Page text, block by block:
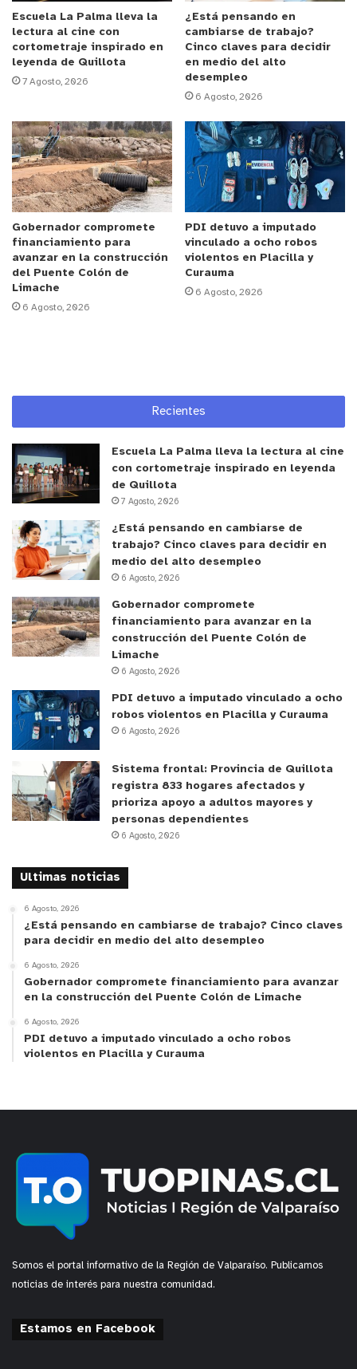
“Siempre hemos dicho que obras de esta magnitud
son el resultado de un trabajo planificado,
metódico y de mediano plazo”, señaló el jefe
comunal, recalcando que los proyectos incorporan
criterios de equidad, inclusión y respuesta a
demandas comunitarias.
La repavimentación contempla 793 metros de
calzada, construcción de veredas con accesibilidad
universal, zonas de estacionamiento, señalización,
demarcación y reposición de atraviesos bajo
calzada.
En tanto, el mejoramiento del recinto deportivo
considera iluminación led para la cancha, con
“Estas inversiones son parte de una cartera de
desarrollo social de Putaendo, obras que en
definitiva permiten mejorar la vida de nuestras
comunidades”, concluyó el alcalde Quiroz.
y tú, ¿qué opinas?
Escuela La Palma lleva la
lectura al cine con
cortometraje inspirado en
leyenda de Quillota
7 Agosto, 2026
¿Está pensando en
cambiarse de trabajo?
Cinco claves para decidir
en medio del alto
desempleo
6 Agosto, 2026
Gobernador compromete
financiamiento para
avanzar en la construcción
del Puente Colón de
Limache
6 Agosto, 2026
PDI detuvo a imputado
vinculado a ocho robos
violentos en Placilla y
Curauma
6 Agosto, 2026
Recientes
Escuela La Palma lleva la lectura al cine
con cortometraje inspirado en leyenda
de Quillota
7 Agosto, 2026
¿Está pensando en cambiarse de
trabajo? Cinco claves para decidir en
medio del alto desempleo
6 Agosto, 2026
Gobernador compromete
financiamiento para avanzar en la
construcción del Puente Colón de
Limache
6 Agosto, 2026
PDI detuvo a imputado vinculado a ocho
robos violentos en Placilla y Curauma
6 Agosto, 2026
Sistema frontal: Provincia de Quillota
registra 833 hogares afectados y
prioriza apoyo a adultos mayores y
personas dependientes
6 Agosto, 2026
Ultimas noticias
6 Agosto, 2026
¿Está pensando en cambiarse de trabajo? Cinco claves
para decidir en medio del alto desempleo
6 Agosto, 2026
Gobernador compromete financiamiento para avanzar
en la construcción del Puente Colón de Limache
6 Agosto, 2026
PDI detuvo a imputado vinculado a ocho robos
violentos en Placilla y Curauma
Somos el portal informativo de la Región de Valparaíso. Publicamos
noticias de interés para nuestra comunidad.
Estamos en Facebook